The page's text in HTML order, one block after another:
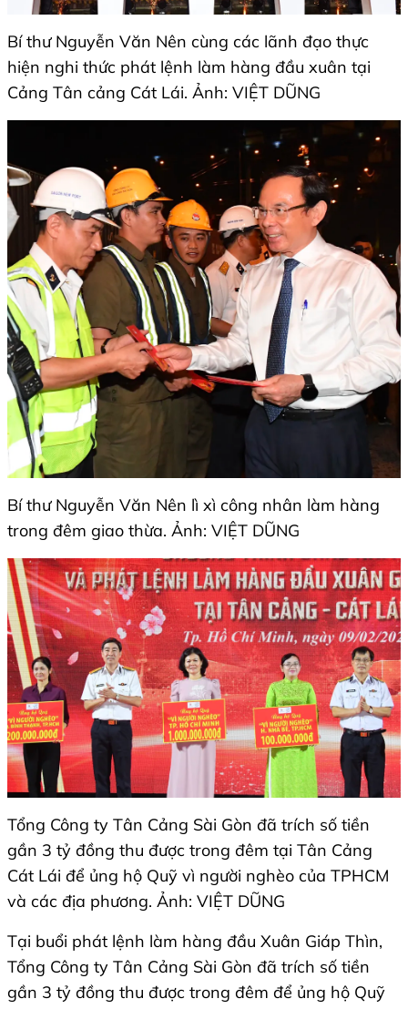
Bí thư Nguyễn Văn Nên cùng các lãnh đạo thực
hiện nghi thức phát lệnh làm hàng đầu xuân tại
Cảng Tân cảng Cát Lái. Ảnh: VIỆT DŨNG
Bí thư Nguyễn Văn Nên lì xì công nhân làm hàng
trong đêm giao thừa. Ảnh: VIỆT DŨNG
Tổng Công ty Tân Cảng Sài Gòn đã trích số tiền
gần 3 tỷ đồng thu được trong đêm tại Tân Cảng
Cát Lái để ủng hộ Quỹ vì người nghèo của TPHCM
và các địa phương. Ảnh: VIỆT DŨNG
Tại buổi phát lệnh làm hàng đầu Xuân Giáp Thìn,
Tổng Công ty Tân Cảng Sài Gòn đã trích số tiền
gần 3 tỷ đồng thu được trong đêm để ủng hộ Quỹ